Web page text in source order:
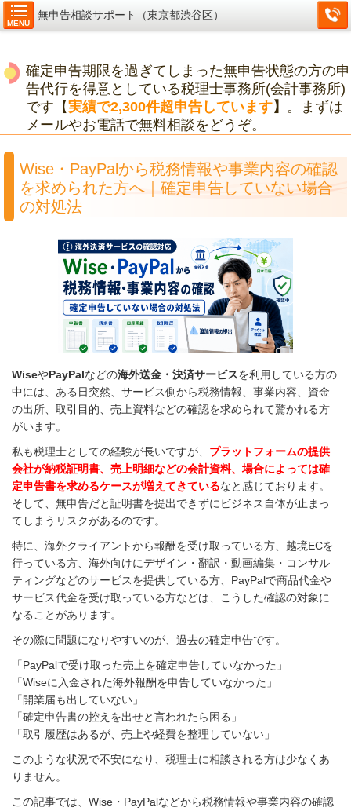
MENU
無申告相談サポート（東京都渋谷区）
確定申告期限を過ぎてしまった無申告状態の方の申
告代行を得意としている税理士事務所(会計事務所)
です【実績で2,300件超申告しています】 。まずは
メールやお電話で無料相談をどうぞ。
Wise・PayPalから税務情報や事業内容の確認
を求められた方へ｜確定申告していない場合
の対処法
WiseやPayPalなどの海外送金・決済サービスを利用している方の
中には、ある日突然、サービス側から税務情報、事業内容、資金
の出所、取引目的、売上資料などの確認を求められて驚かれる方
がいます。
私も税理士としての経験が長いですが、 プラットフォームの提供
会社が納税証明書、売上明細などの会計資料、場合によっては確
定申告書を求めるケースが増えてきているなと感じております。
そして、無申告だと証明書を提出できずにビジネス自体が止まっ
てしまうリスクがあるのです。
特に、海外クライアントから報酬を受け取っている方、越境ECを
行っている方、海外向けにデザイン・翻訳・動画編集・コンサル
ティングなどのサービスを提供している方、PayPalで商品代金や
サービス代金を受け取っている方などは、こうした確認の対象に
なることがあります。
その際に問題になりやすいのが、過去の確定申告です。
「PayPalで受け取った売上を確定申告していなかった」
「Wiseに入金された海外報酬を申告していなかった」
「開業届も出していない」
「確定申告書の控えを出せと言われたら困る」
「取引履歴はあるが、売上や経費を整理していない」
このような状況で不安になり、税理士に相談される方は少なくあ
りません。
この記事では、Wise・PayPalなどから税務情報や事業内容の確認